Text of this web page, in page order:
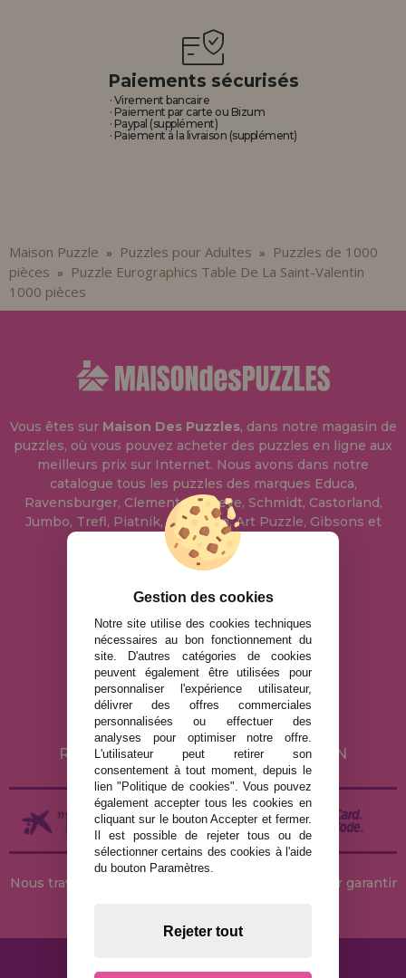
Paiements sécurisés
· Virement bancaire
· Paiement par carte ou Bizum
· Paypal (supplément)
· Paiement à la livraison (supplément)
Maison Puzzle » Puzzles pour Adultes »
Puzzles de 1000
pièces »
Puzzle Eurographics Table De La Saint-Valentin
1000 pièces
Vous êtes sur Maison Des Puzzles, dans notre magasin de
puzzles, où vous pouvez acheter des puzzles en ligne aux
meilleurs prix sur Internet. Nous avons dans notre
catalogue tous les puzzles des marques Educa,
Ravensburger, Clementoni, Heye, Schmidt, Castorland,
Jumbo, Trefl, Piatnik, Anatolian, Art Puzzle, Gibsons et
bien d'autres.
info@maisondespuzzles.fr
MENTIONS LÉGALES
POLITIQUE DE CONFIDENTIALITÉ
POLITIQUE DE COOKIES
LIVRAISON ET RETOUR
RETOURS / DROIT DE RÉTRACTATION
Nous travaillons avec des stocks permanents pour garantir
Gestion des cookies
Notre site utilise des cookies techniques
nécessaires au bon fonctionnement du
site. D'autres catégories de cookies
peuvent également être utilisées pour
personnaliser l'expérience utilisateur,
délivrer des offres commerciales
personnalisées ou effectuer des
analyses pour optimiser notre offre.
L'utilisateur peut retirer son
consentement à tout moment, depuis le
lien "Politique de cookies". Vous pouvez
également accepter tous les cookies en
cliquant sur le bouton Accepter et fermer.
Il est possible de rejeter tous ou de
sélectionner certains des cookies à l'aide
du bouton Paramètres.
Rejeter tout